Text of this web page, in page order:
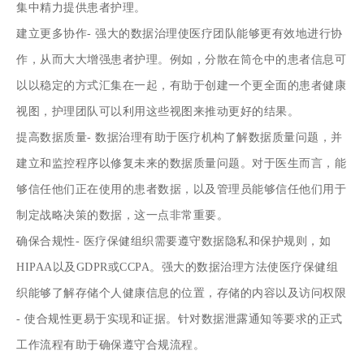
集中精力提供患者护理。
建立更多协作- 强大的数据治理使医疗团队能够更有效地进行协
作，从而大大增强患者护理。例如，分散在筒仓中的患者信息可
以以稳定的方式汇集在一起，有助于创建一个更全面的患者健康
视图，护理团队可以利用这些视图来推动更好的结果。
提高数据质量- 数据治理有助于医疗机构了解数据质量问题，并
建立和监控程序以修复未来的数据质量问题。对于医生而言，能
够信任他们正在使用的患者数据，以及管理员能够信任他们用于
制定战略决策的数据，这一点非常重要。
确保合规性- 医疗保健组织需要遵守数据隐私和保护规则，如
HIPAA以及GDPR或CCPA。强大的数据治理方法使医疗保健组
织能够了解存储个人健康信息的位置，存储的内容以及访问权限
- 使合规性更易于实现和证据。针对数据泄露通知等要求的正式
工作流程有助于确保遵守合规流程。